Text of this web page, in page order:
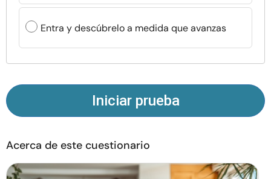
Comunidad
Encuentra un terapeuta
Sobre nosotros Contáctanos Escríbenos
Publicidad con
Entra y descúbrelo a medida que avanzas
Iniciar prueba
Acerca de este cuestionario